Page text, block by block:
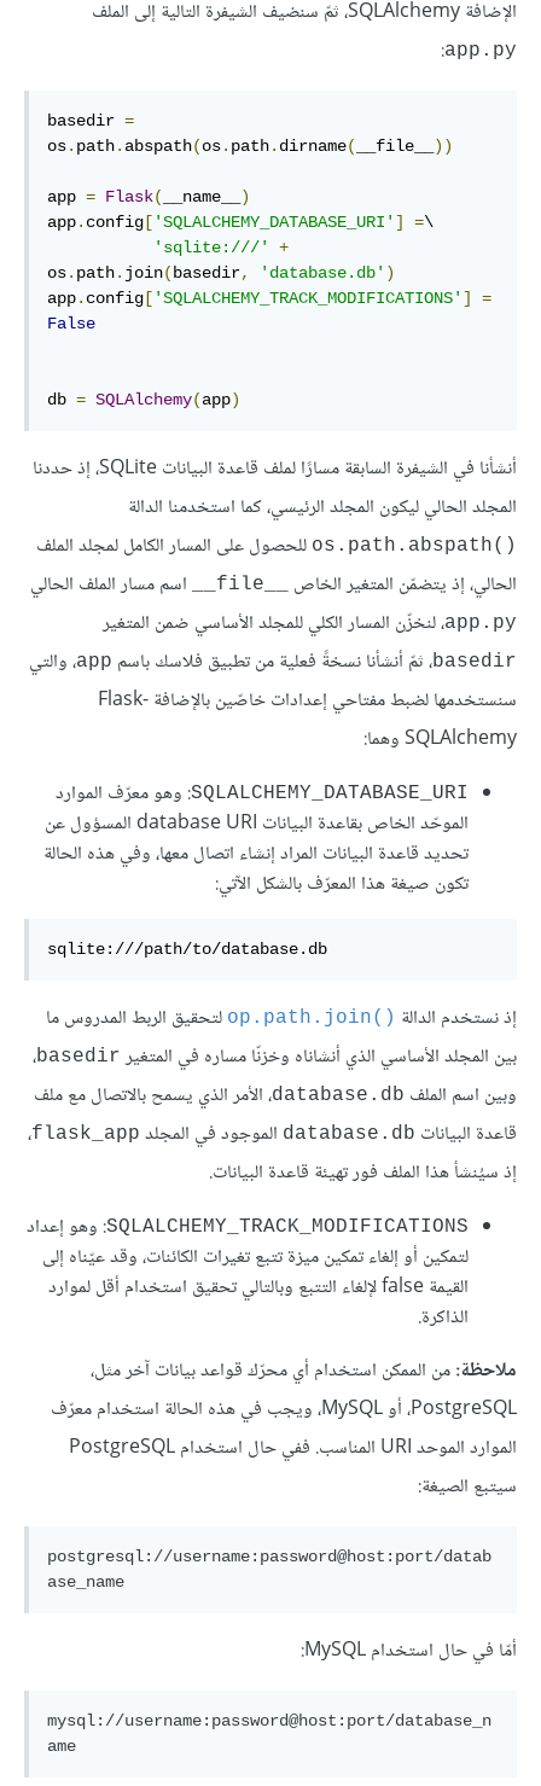
الإضافة SQLAlchemy، ثمّ سنضيف الشيفرة التالية إلى الملف
app.py
:
basedir =
os. path. abspath(os. path. dirname( __file__ ))
app = Flask( __name__
)
app. config [ 'SQLALCHEMY_DATABASE_URI' ] =\
'sqlite:///'
+
os. path. join(basedir, 'database.db' )
app. config [ 'SQLALCHEMY_TRACK_MODIFICATIONS' ]
=
False
db = SQLAlchemy(app)
أنشأنا في الشيفرة السابقة مسارًا لملف قاعدة البيانات SQLite، إذ حددنا
المجلد الحالي ليكون المجلد الرئيسي، كما استخدمنا الدالة
()os.path.abspath
للحصول على المسار الكامل لمجلد الملف
الحالي، إذ يتضمّن المتغير الخاص
اسم مسار الملف الحالي
app.py، لنخزّن المسار الكلي للمجلد الأساسي ضمن المتغير
basedir، ثمّ أنشأنا نسخةً فعلية من تطبيق فلاسك باسم app، والتي
سنستخدمها لضبط مفتاحي إعدادات خاصّين بالإضافة Flask-
SQLAlchemy وهما:
SQLALCHEMY_DATABASE_URI: وهو معرّف الموارد
الموحّد الخاص بقاعدة البيانات database URI المسؤول عن
تحديد قاعدة البيانات المراد إنشاء اتصال معها، وفي هذه الحالة
تكون صيغة هذا المعرّف بالشكل الآتي:
sqlite:///path/to/database.db
إذ نستخدم الدالة ()op.path.join
لتحقيق الربط المدروس ما
بين المجلد الأساسي الذي أنشاناه وخزنّا مساره في المتغير basedir،
وبين اسم الملف database.db، الأمر الذي يسمح بالاتصال مع ملف
قاعدة البيانات database.db الموجود في المجلد flask_app،
إذ سيُنشأ هذا الملف فور تهيئة قاعدة البيانات.
SQLALCHEMY_TRACK_MODIFICATIONS: وهو إعداد
لتمكين أو إلغاء تمكين ميزة تتبع تغيرات الكائنات، وقد عيّناه إلى
القيمة false لإلغاء التتبع وبالتالي تحقيق استخدام أقل لموارد
الذاكرة.
ملاحظة:من الممكن استخدام أي محرّك قواعد بيانات آخر مثل،
PostgreSQL، أو MySQL، ويجب في هذه الحالة استخدام معرّف
الموارد الموحد URI المناسب. ففي حال استخدام PostgreSQL
سيتبع الصيغة:
postgresql://username:password@host:port/datab
ase_name
أمّا في حال استخدام MySQL:
mysql://username:password@host:port/database_n
ame